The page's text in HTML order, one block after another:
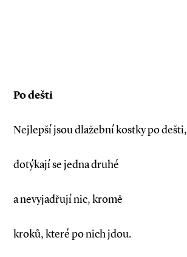
Po dešti
Nejlepší jsou dlažební kostky po dešti,
dotýkají se jedna druhé
a nevyjadřují nic, kromě
kroků, které po nich jdou.